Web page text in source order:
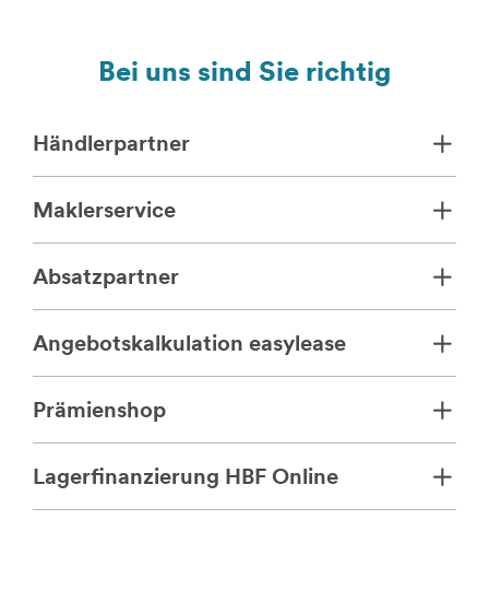
Bei uns sind Sie richtig
Händlerpartner
Maklerservice
Absatzpartner
Angebotskalkulation easylease
Prämienshop
Lagerfinanzierung HBF Online